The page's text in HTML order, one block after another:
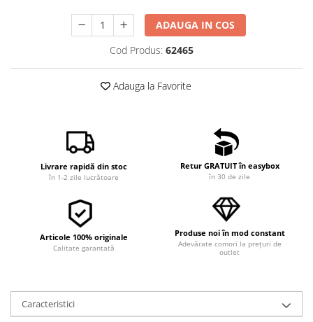
ADAUGA IN COS
Cod Produs: 62465
Adauga la Favorite
Livrare rapidă din stoc
în 1-2 zile lucrătoare
Retur GRATUIT în easybox
în 30 de zile
Articole 100% originale
Calitate garantată
Produse noi în mod constant
Adevărate comori la prețuri de
outlet
Caracteristici